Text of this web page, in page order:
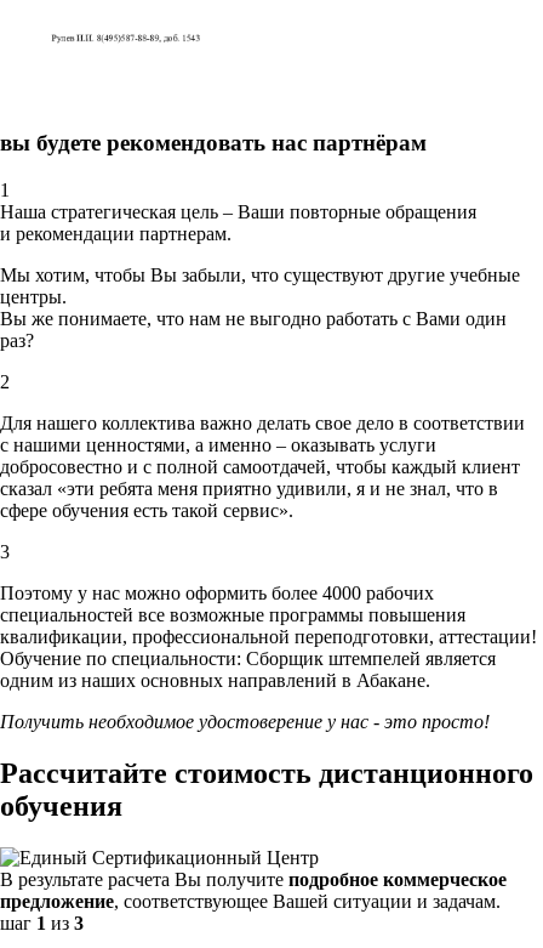
вы будете рекомендовать нас партнёрам
1
Наша стратегическая цель – Ваши повторные обращения
и рекомендации партнерам.
Мы хотим, чтобы Вы забыли, что существуют другие учебные
центры.
Вы же понимаете, что нам не выгодно работать с Вами один
раз?
2
Для нашего коллектива важно делать свое дело в соответствии
с нашими ценностями, а именно – оказывать услуги
добросовестно и с полной самоотдачей, чтобы каждый клиент
сказал «эти ребята меня приятно удивили, я и не знал, что в
сфере обучения есть такой сервис».
3
Поэтому у нас можно оформить более 4000 рабочих
специальностей все возможные программы повышения
квалификации, профессиональной переподготовки, аттестации!
Обучение по специальности: Сборщик штемпелей является
одним из наших основных направлений в Абакане.
Получить необходимое удостоверение у нас - это просто!
Рассчитайте стоимость дистанционного
обучения
В результате расчета Вы получите подробное коммерческое
предложение, соответствующее Вашей ситуации и задачам.
шаг 1 из 3